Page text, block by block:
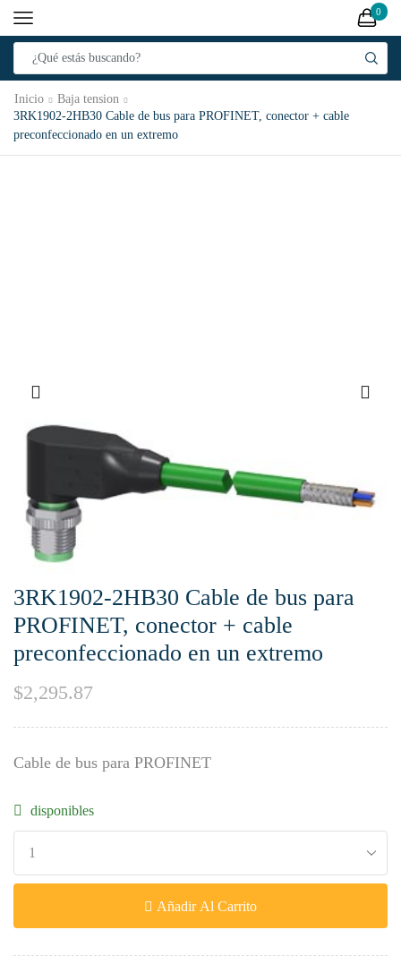
0
Inicio
Baja tension
3RK1902-2HB30 Cable de bus para PROFINET, conector + cable
preconfeccionado en un extremo
3RK1902-2HB30 Cable de bus para
PROFINET, conector + cable
preconfeccionado en un extremo
$2,295.87
Cable de bus para PROFINET
disponibles
Añadir Al Carrito